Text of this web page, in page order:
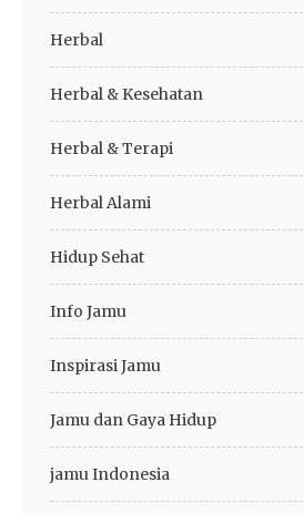
Herbal
Herbal & Kesehatan
Herbal & Terapi
Herbal Alami
Hidup Sehat
Info Jamu
Inspirasi Jamu
Jamu dan Gaya Hidup
jamu Indonesia